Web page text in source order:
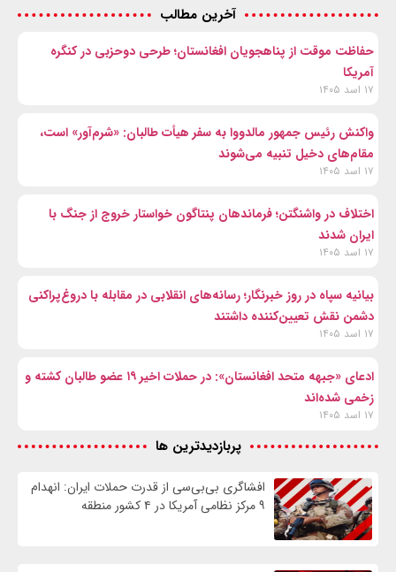
آخرین مطالب
حفاظت موقت از پناهجویان افغانستان؛ طرحی دوحزبی در کنگره
آمریکا
۱۷ اسد ۱۴۰۵
واکنش رئیس جمهور مالدووا به سفر هیأت طالبان: «شرم‌آور» است،
مقام‌های دخیل تنبیه می‌شوند
۱۷ اسد ۱۴۰۵
اختلاف در واشنگتن؛ فرماندهان پنتاگون خواستار خروج از جنگ با
ایران شدند
۱۷ اسد ۱۴۰۵
بیانیه سپاه در روز خبرنگار؛ رسانه‌های انقلابی در مقابله با دروغ‌پراکنی
دشمن نقش تعیین‌کننده داشتند
۱۷ اسد ۱۴۰۵
ادعای «جبهه متحد افغانستان»: در حملات اخیر ۱۹ عضو طالبان کشته و
زخمی شده‌اند
۱۷ اسد ۱۴۰۵
پربازدیدترین ها
افشاگری بی‌بی‌سی از قدرت حملات ایران: انهدام
۹ مرکز نظامی آمریکا در ۴ کشور منطقه